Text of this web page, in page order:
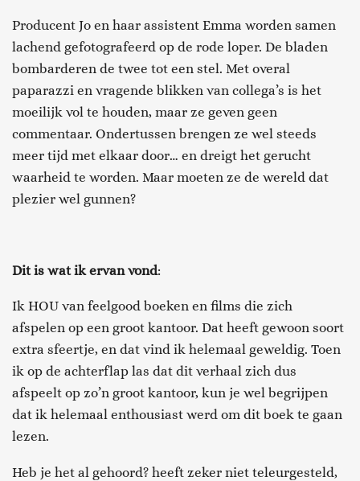
Producent Jo en haar assistent Emma worden samen
lachend gefotografeerd op de rode loper. De bladen
bombarderen de twee tot een stel. Met overal
paparazzi en vragende blikken van collega’s is het
moeilijk vol te houden, maar ze geven geen
commentaar. Ondertussen brengen ze wel steeds
meer tijd met elkaar door… en dreigt het gerucht
waarheid te worden. Maar moeten ze de wereld dat
plezier wel gunnen?
Dit is wat ik ervan vond:
Ik HOU van feelgood boeken en films die zich
afspelen op een groot kantoor. Dat heeft gewoon soort
extra sfeertje, en dat vind ik helemaal geweldig. Toen
ik op de achterflap las dat dit verhaal zich dus
afspeelt op zo’n groot kantoor, kun je wel begrijpen
dat ik helemaal enthousiast werd om dit boek te gaan
lezen.
Heb je het al gehoord? heeft zeker niet teleurgesteld,